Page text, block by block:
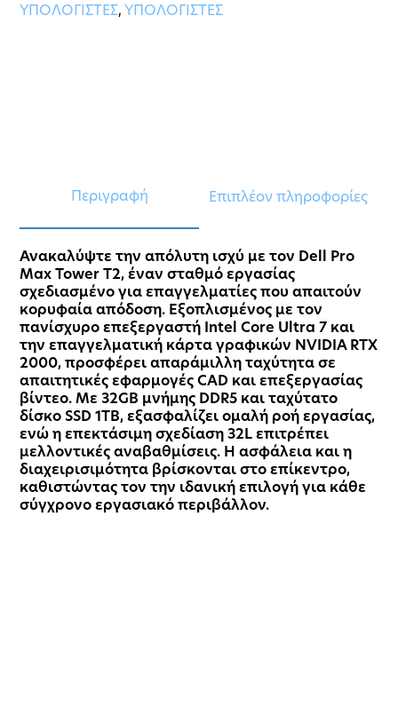
ΥΠΟΛΟΓΙΣΤΕΣ, ΥΠΟΛΟΓΙΣΤΕΣ
Περιγραφή Επιπλέον πληροφορίες
Ανακαλύψτε την απόλυτη ισχύ με τον Dell Pro
Max Tower T2, έναν σταθμό εργασίας
σχεδιασμένο για επαγγελματίες που απαιτούν
κορυφαία απόδοση. Εξοπλισμένος με τον
πανίσχυρο επεξεργαστή Intel Core Ultra 7 και
την επαγγελματική κάρτα γραφικών NVIDIA RTX
2000, προσφέρει απαράμιλλη ταχύτητα σε
απαιτητικές εφαρμογές CAD και επεξεργασίας
βίντεο. Με 32GB μνήμης DDR5 και ταχύτατο
δίσκο SSD 1TB, εξασφαλίζει ομαλή ροή εργασίας,
ενώ η επεκτάσιμη σχεδίαση 32L επιτρέπει
μελλοντικές αναβαθμίσεις. Η ασφάλεια και η
διαχειρισιμότητα βρίσκονται στο επίκεντρο,
καθιστώντας τον την ιδανική επιλογή για κάθε
σύγχρονο εργασιακό περιβάλλον.